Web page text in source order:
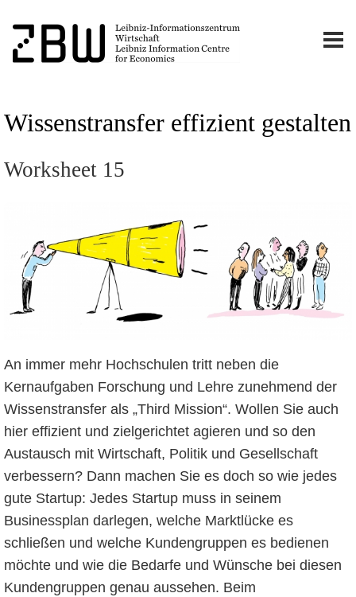
Wissenstransfer effizient gestalten
Worksheet 15
An immer mehr Hochschulen tritt neben die
Kernaufgaben Forschung und Lehre zunehmend der
Wissenstransfer als „Third Mission“. Wollen Sie auch
hier effizient und zielgerichtet agieren und so den
Austausch mit Wirtschaft, Politik und Gesellschaft
verbessern? Dann machen Sie es doch so wie jedes
gute Startup: Jedes Startup muss in seinem
Businessplan darlegen, welche Marktlücke es
schließen und welche Kundengruppen es bedienen
möchte und wie die Bedarfe und Wünsche bei diesen
Kundengruppen genau aussehen. Beim